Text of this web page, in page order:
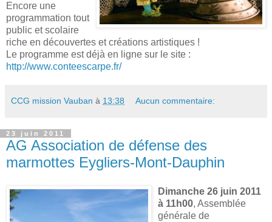
Encore une
programmation tout
public et scolaire
riche en découvertes et créations artistiques !
Le programme est déjà en ligne sur le site :
http://www.conteescarpe.fr/
CCG mission Vauban à 13:38 Aucun commentaire:
23 juin 2011
AG Association de défense des
marmottes Eygliers-Mont-Dauphin
Dimanche 26 juin 2011
à 11h00, Assemblée
générale de